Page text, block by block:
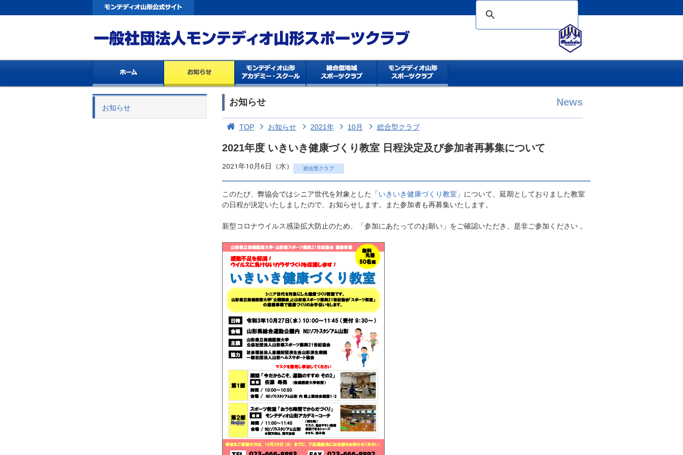
お知らせ
お知らせ News
TOP お知らせ 2021年 10月 総合型クラブ
2021年度 いきいき健康づくり教室 日程決定及び参加者再募集について
2021年10月6日（水） 総合型クラブ
このたび、弊協会ではシニア世代を対象とした「 いきいき健康づくり教室 」について、延期としておりました教室
の日程が決定いたしましたので、お知らせします。また参加者も再募集いたします。
新型コロナウイルス感染拡大防止のため、「参加にあたってのお願い」をご確認いただき、是非ご参加ください 。